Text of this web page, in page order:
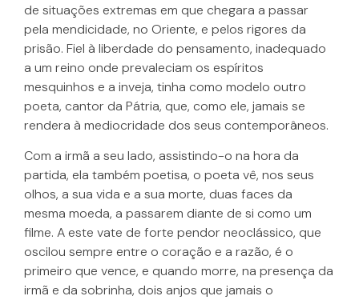
de situações extremas em que chegara a passar
pela mendicidade, no Oriente, e pelos rigores da
prisão. Fiel à liberdade do pensamento, inadequado
a um reino onde prevaleciam os espíritos
mesquinhos e a inveja, tinha como modelo outro
poeta, cantor da Pátria, que, como ele, jamais se
rendera à mediocridade dos seus contemporâneos.
Com a irmã a seu lado, assistindo-o na hora da
partida, ela também poetisa, o poeta vê, nos seus
olhos, a sua vida e a sua morte, duas faces da
mesma moeda, a passarem diante de si como um
filme. A este vate de forte pendor neoclássico, que
oscilou sempre entre o coração e a razão, é o
primeiro que vence, e quando morre, na presença da
irmã e da sobrinha, dois anjos que jamais o